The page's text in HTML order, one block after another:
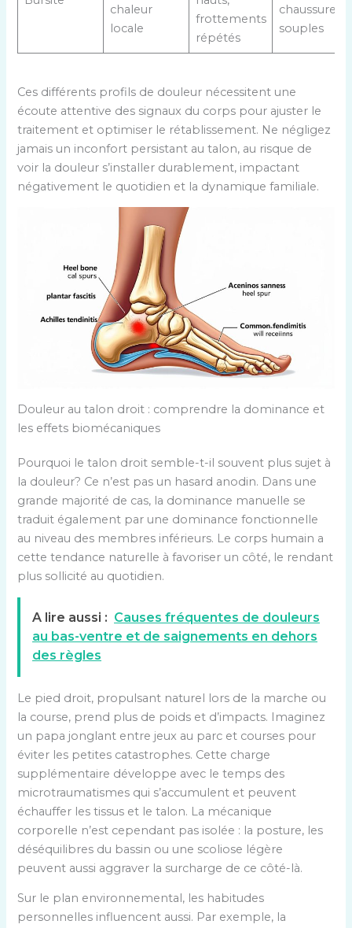
chaleur
locale
frottements
répétés
chaussures
souples
Ces différents profils de douleur nécessitent une
écoute attentive des signaux du corps pour ajuster le
traitement et optimiser le rétablissement. Ne négligez
jamais un inconfort persistant au talon, au risque de
voir la douleur s’installer durablement, impactant
négativement le quotidien et la dynamique familiale.
Douleur au talon droit : comprendre la dominance et
les effets biomécaniques
Pourquoi le talon droit semble-t-il souvent plus sujet à
la douleur? Ce n’est pas un hasard anodin. Dans une
grande majorité de cas, la dominance manuelle se
traduit également par une dominance fonctionnelle
au niveau des membres inférieurs. Le corps humain a
cette tendance naturelle à favoriser un côté, le rendant
plus sollicité au quotidien.
A lire aussi : Causes fréquentes de douleurs
au bas-ventre et de saignements en dehors
des règles
Le pied droit, propulsant naturel lors de la marche ou
la course, prend plus de poids et d’impacts. Imaginez
un papa jonglant entre jeux au parc et courses pour
éviter les petites catastrophes. Cette charge
supplémentaire développe avec le temps des
microtraumatismes qui s’accumulent et peuvent
échauffer les tissus et le talon. La mécanique
corporelle n’est cependant pas isolée : la posture, les
déséquilibres du bassin ou une scoliose légère
peuvent aussi aggraver la surcharge de ce côté-là.
Sur le plan environnemental, les habitudes
personnelles influencent aussi. Par exemple, la